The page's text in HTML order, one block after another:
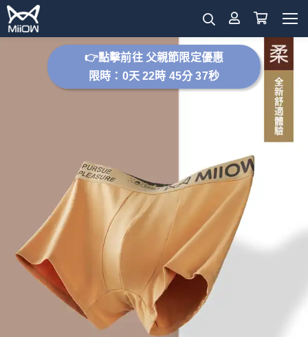
👉點擊前往 父親節限定優惠
限時：0天 22時 45分 32秒